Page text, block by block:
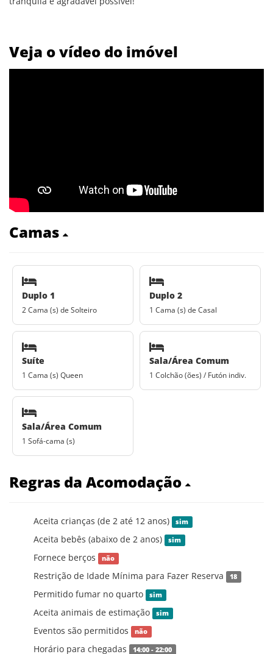
Veja o vídeo do imóvel
Camas
Duplo 1
2 Cama (s) de Solteiro
Duplo 2
1 Cama (s) de Casal
Suíte
1 Cama (s) Queen
Sala/Área Comum
1 Colchão (ões) / Futón indiv.
Sala/Área Comum
1 Sofá-cama (s)
Regras da Acomodação
Aceita crianças (de 2 até 12 anos) sim
Aceita bebês (abaixo de 2 anos) sim
Fornece berços não
Restrição de Idade Mínima para Fazer Reserva 18
Permitido fumar no quarto sim
Aceita animais de estimação sim
Eventos são permitidos não
Horário para chegadas 14:00 - 22:00